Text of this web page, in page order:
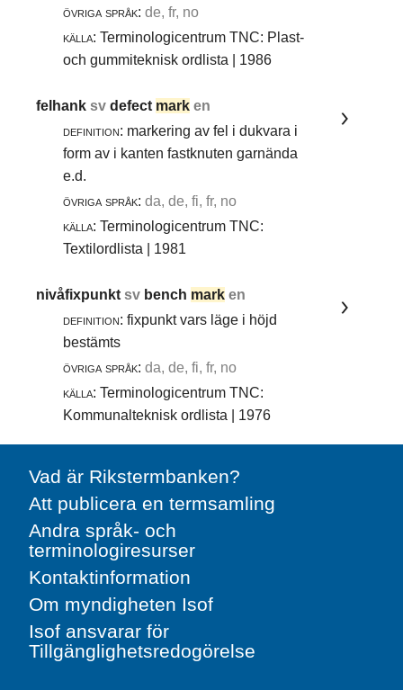
övriga språk: de, fr, no
källa: Terminologicentrum TNC: Plast-
och gummiteknisk ordlista | 1986
felhanksvdefect mark en
definition: markering av fel i dukvara i
form av i kanten fastknuten garnända
e.d.
övriga språk: da, de, fi, fr, no
källa: Terminologicentrum TNC:
Textilordlista | 1981
nivåfixpunktsv bench mark en
definition: fixpunkt vars läge i höjd
bestämts
övriga språk: da, de, fi, fr, no
källa: Terminologicentrum TNC:
Kommunalteknisk ordlista | 1976
Vad är Rikstermbanken?
Att publicera en termsamling
Andra språk- och
terminologiresurser
Kontaktinformation
Om myndigheten Isof
Isof ansvarar för
Tillgänglighetsredogörelse